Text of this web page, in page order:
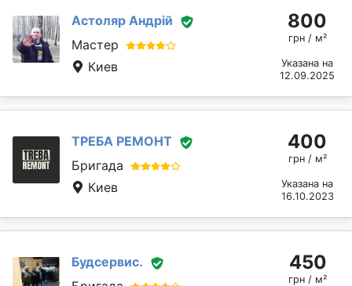
Астоляр Андрій
Мастер
Киев
800
грн / м²
Указана на
12.09.2025
ТРЕБА РЕМОНТ
Бригада
Киев
400
грн / м²
Указана на
16.10.2023
Будсервис.
450
грн / м²